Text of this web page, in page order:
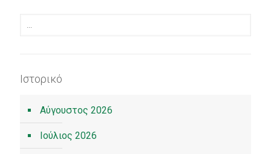
Ιστορικό
Αύγουστος 2026
Ιούλιος 2026